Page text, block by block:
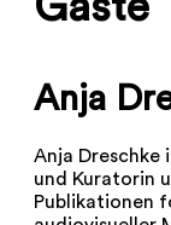
Anja
Anja Dreschke
und Kuratorin
Publikationen